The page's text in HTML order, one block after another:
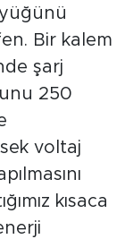
Bir kalem
şarj
250
voltaj
kısaca